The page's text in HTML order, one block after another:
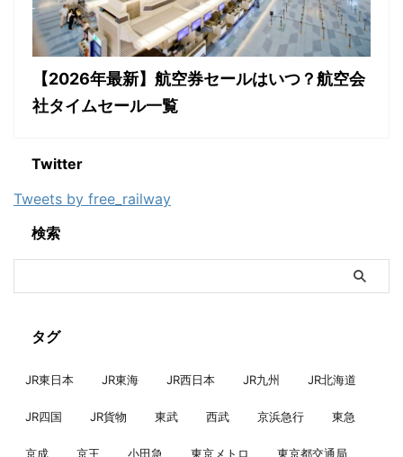
【2026年最新】航空券セールはいつ？航空会
社タイムセール一覧
Twitter
Tweets by free_railway
検索
タグ
JR東日本 JR東海 JR西日本 JR九州 JR北海道
JR四国 JR貨物 東武 西武 京浜急行 東急
京成 京王 小田急 東京メトロ 東京都交通局